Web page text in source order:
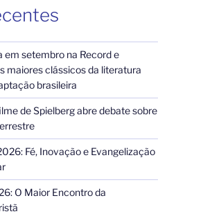
em setembro na Record e
maiores clássicos da literatura
brasileira
de Spielberg abre debate sobre
Fé, Inovação e Evangelização
O Maior Encontro da